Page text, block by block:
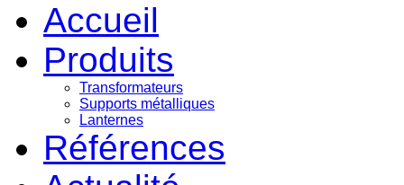
Accueil
Produits
Transformateurs
Supports métalliques
Lanternes
Références